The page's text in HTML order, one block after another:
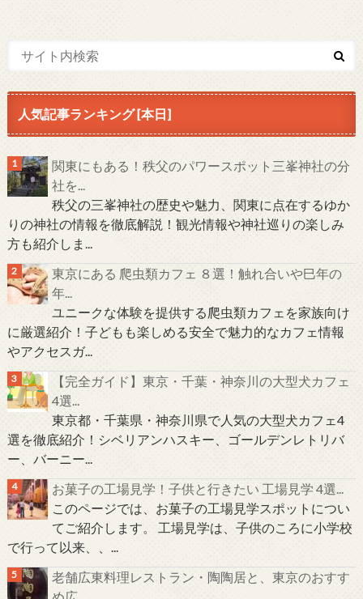
人気記事ランキング [本日]
関東にもある！秩父のパワースポット三峯神社の分
社を...
秩父の三峯神社の歴史や魅力、関東に点在するゆか
りの神社の情報を徹底解説！観光情報や神社巡りの楽しみ
方も紹介しま...
東京にある 爬虫類カフェ ８選！触れ合いや巳年の
年...
ユニークな体験を提供する爬虫類カフェを家族向け
に厳選紹介！子どもも楽しめる安全で魅力的なカフェ情報
やアクセスガ...
【完全ガイド】東京・千葉・神奈川の大型犬カフェ
4選...
東京都・千葉県・神奈川県で人気の大型犬カフェ4
選を徹底紹介！シベリアンハスキー、ゴールデンレトリバ
ー、バーニー...
お菓子の工場見学！子供と行きたい 工場見学 4選...
このページでは、お菓子の工場見学スポットについ
てご紹介します。 工場見学は、子供のころに小学校
で行って以来、、...
老舗広東料理レストラン・陶陶居と、東京のおすす
め広...